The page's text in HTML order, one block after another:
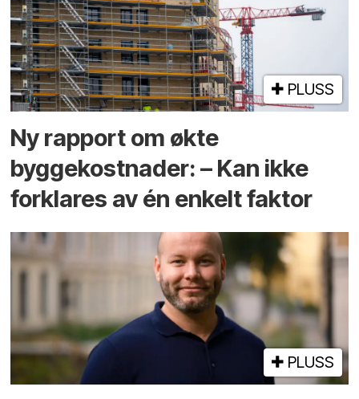
PLUSS
Ny rapport om økte
byggekostnader: – Kan ikke
forklares av én enkelt faktor
PLUSS